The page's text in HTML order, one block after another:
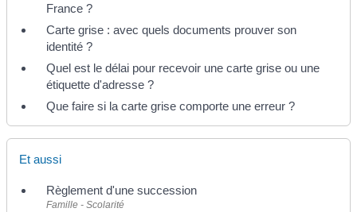
France ?
Carte grise : avec quels documents prouver son
identité ?
Quel est le délai pour recevoir une carte grise ou une
étiquette d'adresse ?
Que faire si la carte grise comporte une erreur ?
Et aussi
Règlement d'une succession
Famille - Scolarité